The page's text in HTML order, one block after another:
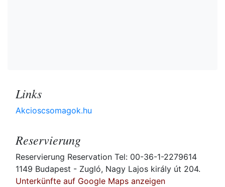
Links
Akcioscsomagok.hu
Reservierung
Reservierung Reservation Tel: 00-36-1-2279614
1149 Budapest - Zugló, Nagy Lajos király út 204.
Unterkünfte auf Google Maps anzeigen